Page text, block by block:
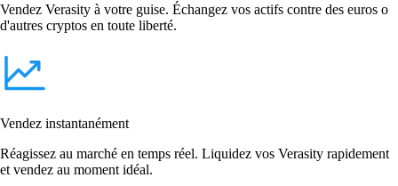
Vendez Verasity à votre guise. Échangez vos actifs contre des euros o
d'autres cryptos en toute liberté.
Vendez instantanément
Réagissez au marché en temps réel. Liquidez vos Verasity rapidement
et vendez au moment idéal.